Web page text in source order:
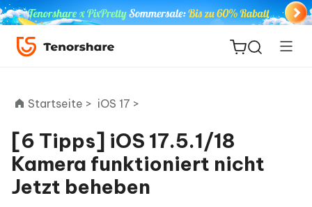
ReiBoot
for iOS
Startseite > iOS 17 >
[6 Tipps] iOS 17.5.1/18
Kamera funktioniert nicht
Jetzt beheben